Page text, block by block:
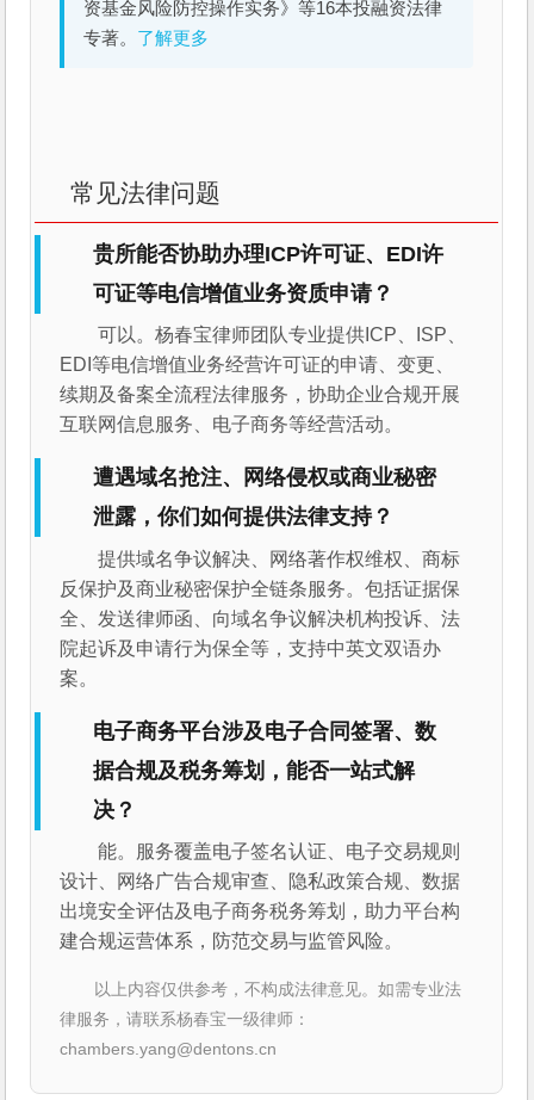
资基金风险防控操作实务》等16本投融资法律
专著。 了解更多
常见法律问题
贵所能否协助办理ICP许可证、EDI许
可证等电信增值业务资质申请？
可以。杨春宝律师团队专业提供ICP、ISP、
EDI等电信增值业务经营许可证的申请、变更、
续期及备案全流程法律服务，协助企业合规开展
互联网信息服务、电子商务等经营活动。
遭遇域名抢注、网络侵权或商业秘密
泄露，你们如何提供法律支持？
提供域名争议解决、网络著作权维权、商标
反保护及商业秘密保护全链条服务。包括证据保
全、发送律师函、向域名争议解决机构投诉、法
院起诉及申请行为保全等，支持中英文双语办
案。
电子商务平台涉及电子合同签署、数
据合规及税务筹划，能否一站式解
决？
能。服务覆盖电子签名认证、电子交易规则
设计、网络广告合规审查、隐私政策合规、数据
出境安全评估及电子商务税务筹划，助力平台构
建合规运营体系，防范交易与监管风险。
以上内容仅供参考，不构成法律意见。如需专业法
律服务，请联系杨春宝一级律师：
chambers.yang@dentons.cn